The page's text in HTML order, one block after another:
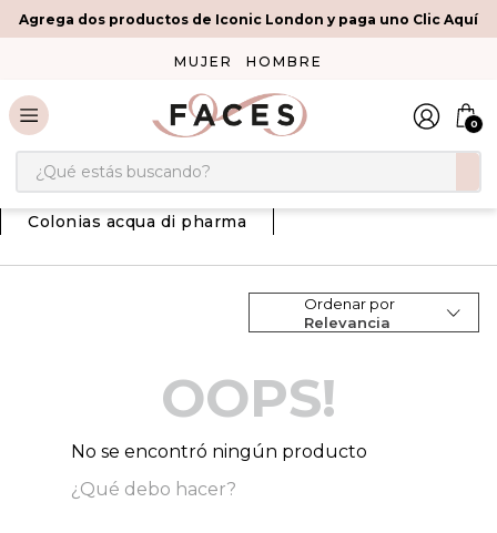
Agrega dos productos de Iconic London y paga uno Clic Aquí
MUJER HOMBRE
0
¿Qué estás buscando?
Colonias acqua di pharma
Ordenar por
Relevancia
OOPS!
No se encontró ningún producto
¿Qué debo hacer?